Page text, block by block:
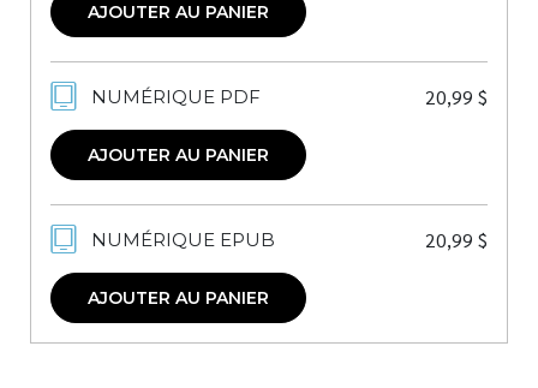
AJOUTER AU PANIER
NUMÉRIQUE PDF 20,99 $
AJOUTER AU PANIER
NUMÉRIQUE EPUB 20,99 $
AJOUTER AU PANIER